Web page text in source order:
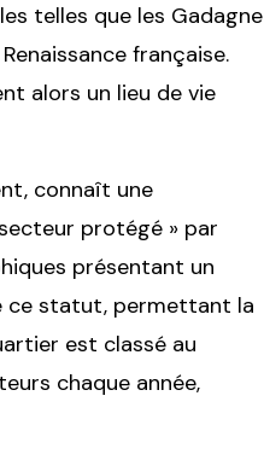
telles que les Gadagne
française.
alors un lieu de vie
connaît une
protégé » par
présentant un
ce statut, permettant la
est classé au
chaque année,